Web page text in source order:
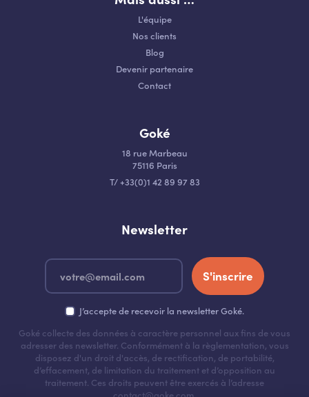
L'équipe
Nos clients
Blog
Devenir partenaire
Contact
Goké
18 rue Marbeau
75116 Paris
T/+33(0)1 42 89 97 83
Newsletter
S'inscrire
J’accepte de recevoir la newsletter Goké.
Goké collecte des données à caractère personnel aux fins de vous
adresser des newsletter. Conformément à la règlementation, vous
disposez d'un droit d'accès, de rectification, de portabilité,
d’effacement, de limitation du traitement et d’opposition au
traitement. Ces droits peuvent être exercés à l’adresse